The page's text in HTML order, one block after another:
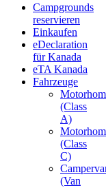
Campgrounds
reservieren
Einkaufen
eDeclaration
für Kanada
eTA Kanada
Fahrzeuge
(Class
A)
(Class
C)
(Van